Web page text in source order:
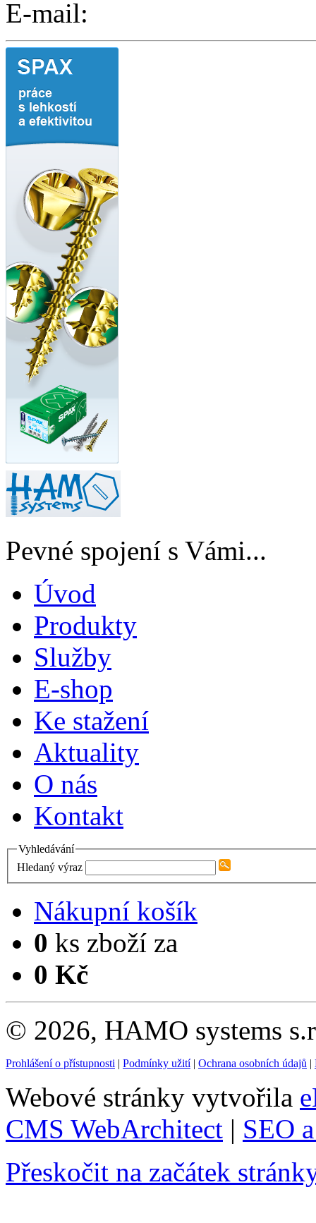
E-mail:
Pevné spojení s Vámi...
Úvod
Produkty
Služby
E-shop
Ke stažení
Aktuality
O nás
Kontakt
Vyhledávání
Hledaný výraz
Nákupní košík
0 ks zboží za
0 Kč
© 2026, HAMO systems
Prohlášení o přístupnosti | Podmínky užití| Ochrana osobních údajů |
Webové stránky vytvořila
CMS WebArchitect | SEO
Přeskočit na začátek